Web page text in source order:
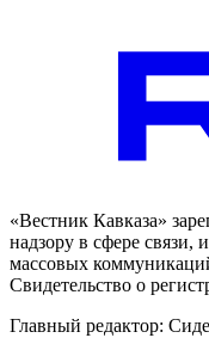
«Вестник Кавказа»
надзору в сфере
массовых
Свидетельство о
Главный редактор: